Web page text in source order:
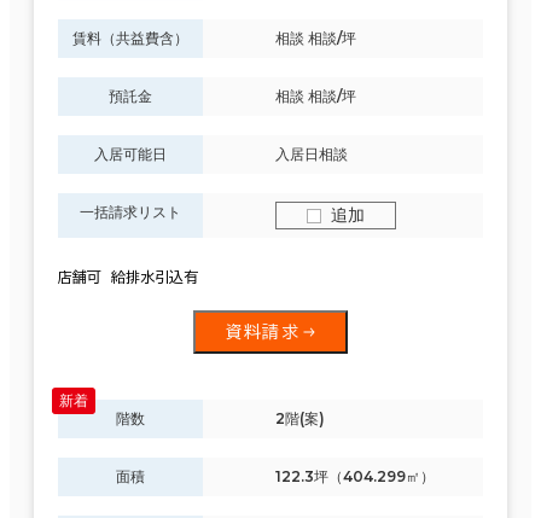
賃料（共益費含） 相談 相談/坪
預託金 相談 相談/坪
入居可能日 入居日相談
一括請求リスト 追加
店舗可 給排水引込有
資料請求
階数 2階(案)
面積 122.3坪（404.299㎡）